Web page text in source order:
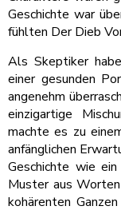
Geschichte war
fühlten Der Dieb
Als Skeptiker
einer gesunden
angenehm
einzigartige
machte es zu
anfänglichen
Geschichte wie
Muster aus
kohärenten